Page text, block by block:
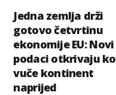
Jedna zemlja drži
gotovo četvrtinu
ekonomije EU: Novi
podaci otkrivaju ko
vuče kontinent
naprijed